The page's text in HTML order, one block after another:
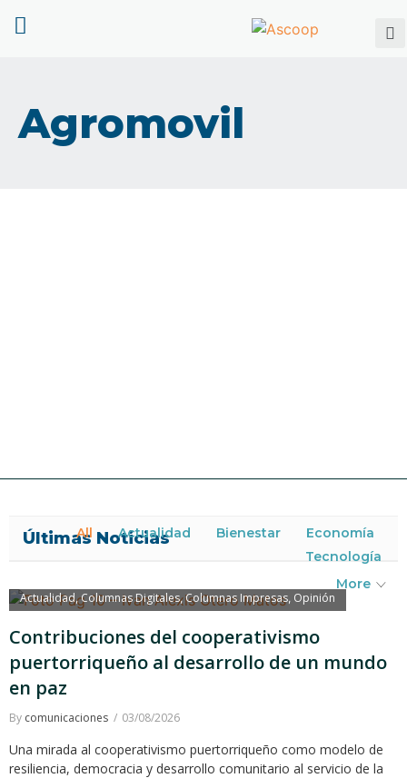
Agromovil
Últimas Noticias
All Actualidad Bienestar
Economía
Tecnología
More
Actualidad,Columnas Digitales,Columnas Impresas, Opinión
Contribuciones del cooperativismo
puertorriqueño al desarrollo de un mundo
en paz
By comunicaciones 03/08/2026
Una mirada al cooperativismo puertorriqueño como modelo de
resiliencia, democracia y desarrollo comunitario al servicio de la